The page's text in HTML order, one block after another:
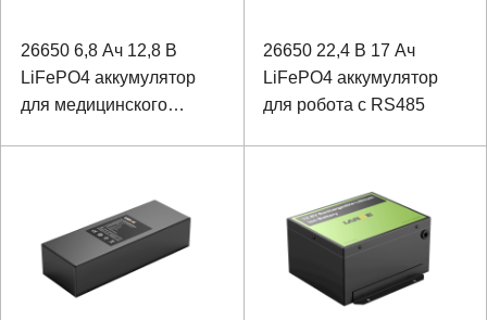
26650 6,8 Ач 12,8 В
LiFePO4 аккумулятор
для медицинского
26650 22,4 В 17 Ач
LiFePO4 аккумулятор
для робота с RS485